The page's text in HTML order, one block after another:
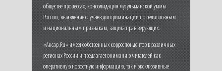
обществе процессах, консолидация мусульманской уммы
России, выявление случаев дискриминации по религиозным
и национальным признакам, защита прав верующих.
«Ансар.Ru» имеет собственных корреспондентов в различных
регионах России и предлагает вниманию читателей как
оперативную новостную информацию, так и эксклюзивные